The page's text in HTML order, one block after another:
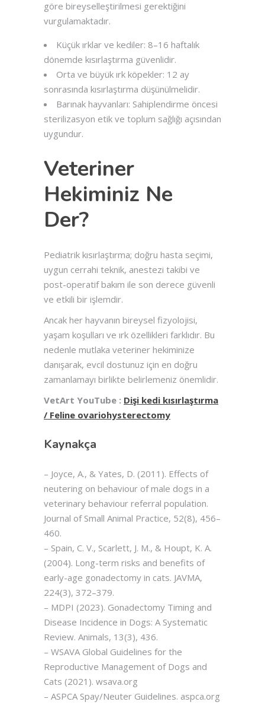
göre bireyselleştirilmesi gerektiğini
vurgulamaktadır.
Küçük ırklar ve kediler: 8–16 haftalık
dönemde kısırlaştırma güvenlidir.
Orta ve büyük ırk köpekler: 12 ay
sonrasında kısırlaştırma düşünülmelidir.
Barınak hayvanları: Sahiplendirme öncesi
sterilizasyon etik ve toplum sağlığı açısından
uygundur.
Veteriner
Hekiminiz Ne
Der?
Pediatrik kısırlaştırma; doğru hasta seçimi,
uygun cerrahi teknik, anestezi takibi ve
post-operatif bakım ile son derece güvenli
ve etkili bir işlemdir.
Ancak her hayvanın bireysel fizyolojisi,
yaşam koşulları ve ırk özellikleri farklıdır. Bu
nedenle mutlaka veteriner hekiminize
danışarak, evcil dostunuz için en doğru
zamanlamayı birlikte belirlemeniz önemlidir.
VetArt YouTube : Dişi kedi kısırlaştırma
/ Feline ovariohysterectomy
Kaynakça
– Joyce, A., & Yates, D. (2011). Effects of
neutering on behaviour of male dogs in a
veterinary behaviour referral population.
Journal of Small Animal Practice, 52(8), 456–
460.
– Spain, C. V., Scarlett, J. M., & Houpt, K. A.
(2004). Long-term risks and benefits of
early-age gonadectomy in cats. JAVMA,
224(3), 372–379.
– MDPI (2023). Gonadectomy Timing and
Disease Incidence in Dogs: A Systematic
Review. Animals, 13(3), 436.
– WSAVA Global Guidelines for the
Reproductive Management of Dogs and
Cats (2021). wsava.org
– ASPCA Spay/Neuter Guidelines. aspca.org